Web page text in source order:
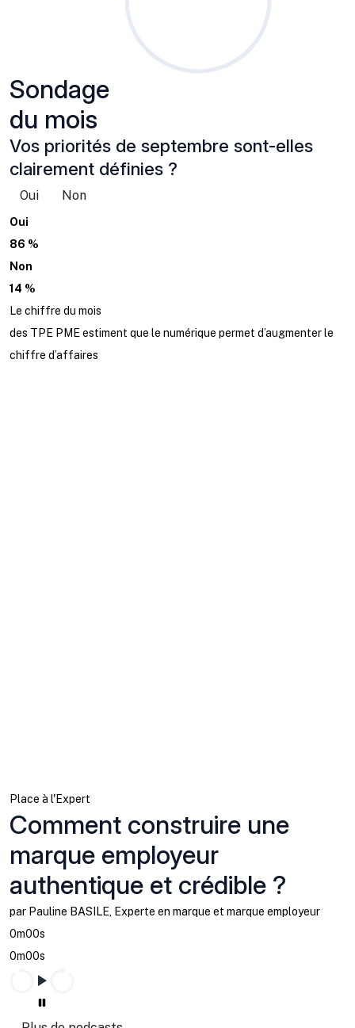
Sondage
du mois
Vos priorités de septembre sont-elles
clairement définies ?
Oui Non
Oui
86 %
Non
14 %
Le chiffre du mois
des TPE PME estiment que le numérique permet d’augmenter le
chiffre d’affaires
Place à l'Expert
Comment construire une
marque employeur
authentique et crédible ?
par Pauline BASILE, Experte en marque et marque employeur
0m00s
0m00s